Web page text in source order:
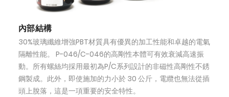
內部結構
30%玻璃纖維增強PBT材質具有優異的加工性能和卓越的電氣
隔離性能。 P-046/C-046的高剛性本體可有效衰減高速振
動。所有螺絲均採用最初為P/C系列設計的非磁性高剛性不銹
鋼製成。此外，即使施加的力小於 30 公斤，電纜也無法從插
頭上脫落，這是一項重要的安全特性。